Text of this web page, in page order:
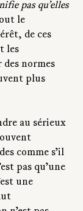
pas qu’elles
le
de ces
les
des normes
plus
au sérieux
comme s’il
pas qu’une
une